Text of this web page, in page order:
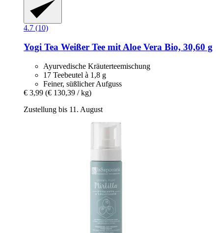
4.7 (10)
Yogi Tea Weißer Tee mit Aloe Vera Bio, 30,60 g
Ayurvedische Kräuterteemischung
17 Teebeutel à 1,8 g
Feiner, süßlicher Aufguss
€ 3,99 (€ 130,39 / kg)
Zustellung bis 11. August